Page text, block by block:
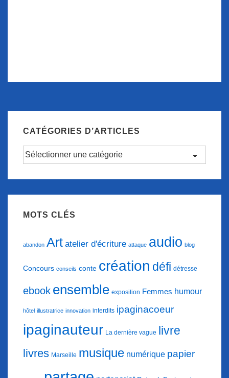
CATÉGORIES D’ARTICLES
Catégories
d’articles
MOTS CLÉS
abandon Art atelier d'écriture attaque audio blog
Concours conseils conte création défi détresse
ebook ensemble exposition Femmes humour
hôtel illustratrice innovation interdits ipaginacoeur
ipaginauteur La dernière vague livre
livres Marseille musique numérique papier